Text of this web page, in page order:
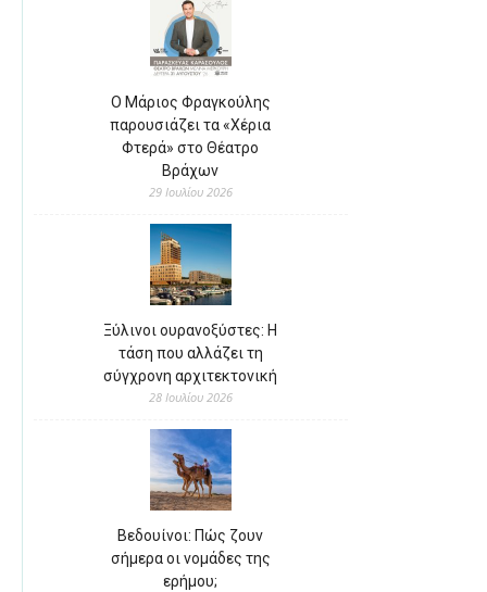
Ο Μάριος Φραγκούλης
παρουσιάζει τα «Χέρια
Φτερά» στο Θέατρο
Βράχων
29 Ιουλίου 2026
Ξύλινοι ουρανοξύστες: Η
τάση που αλλάζει τη
σύγχρονη αρχιτεκτονική
28 Ιουλίου 2026
Βεδουίνοι: Πώς ζουν
σήμερα οι νομάδες της
ερήμου;